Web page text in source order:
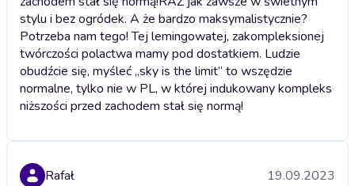
stylu i bez ogródek. A że bardzo maksymalistycznie?
Potrzeba nam tego! Tej lemingowatej, zakompleksionej
twórczości polactwa mamy pod dostatkiem. Ludzie
obudźcie się, myśleć „sky is the limit” to wszędzie
normalne, tylko nie w PL, w której indukowany kompleks
niższości przed zachodem stał się normą!
Rafał 19.09.2023